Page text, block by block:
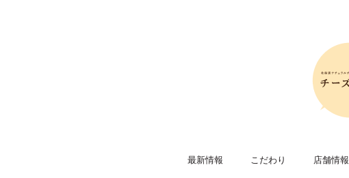
最新情報 こだわり 店舗情報